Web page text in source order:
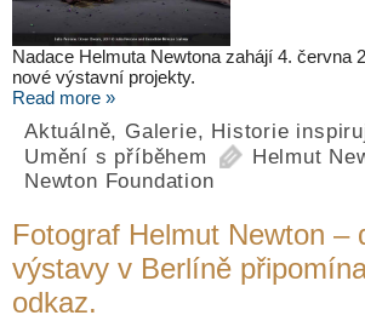
Nadace Helmuta Newtona zahájí 4. června
nové výstavní projekty.
Read more »
Aktuálně, Galerie, Historie
Umění s příběhem
Helmut
Newton Foundation
Fotograf Helmut Newton –
výstavy v Berlíně
odkaz.